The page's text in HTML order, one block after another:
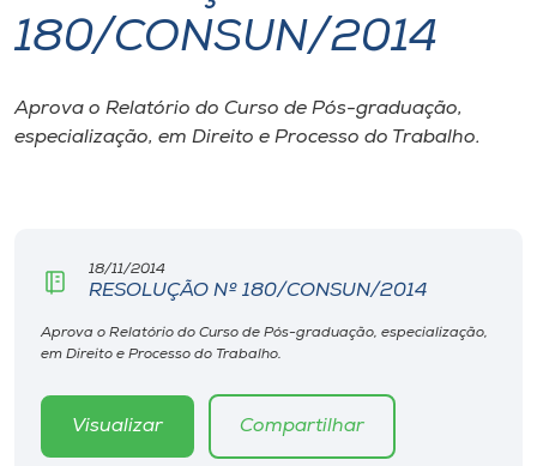
I.nova
Diplomados
CPA
Biblioteca
Editora
180/CONSUN/2014
Aprova o Relatório do Curso de Pós-graduação,
especialização, em Direito e Processo do Trabalho.
18/11/2014
RESOLUÇÃO Nº 180/CONSUN/2014
Aprova o Relatório do Curso de Pós-graduação, especialização,
em Direito e Processo do Trabalho.
Visualizar Compartilhar